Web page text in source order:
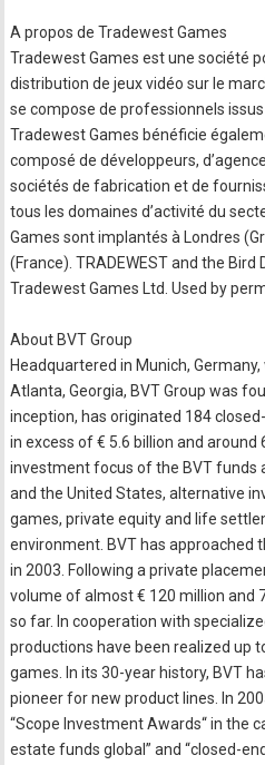
A propos de Tradewest Games
Tradewest Games est une société
distribution de jeux vidéo sur le
se compose de professionnels issus
Tradewest Games bénéficie
composé de développeurs,
sociétés de fabrication et de
tous les domaines d’activité du
Games sont implantés à Londres
(France). TRADEWEST and the
Tradewest Games Ltd. Used by
About BVT Group
Headquartered in Munich,
Atlanta, Georgia, BVT Group was
inception, has originated 184
in excess of € 5.6 billion and around
investment focus of the BVT funds
and the United States, alternative
games, private equity and life
environment. BVT has
in 2003. Following a private
volume of almost € 120 million and
so far. In cooperation with
productions have been realized up
games. In its 30-year history, BVT
pioneer for new product lines. In
“Scope Investment Awards“ in the
estate funds global” and “closed-